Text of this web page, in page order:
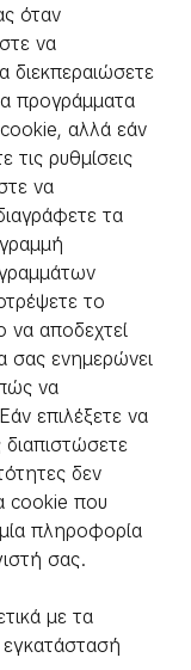
όταν
να
προγράμματα
αλλά εάν
τις ρυθμίσεις
να
τα
το
αποδεχτεί
σας ενημερώνει
να
επιλέξετε να
διαπιστώσετε
δεν
cookie που
πληροφορία
σας.
με τα